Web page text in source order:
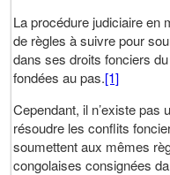
La procédure judiciaire en
de règles à suivre pour
dans ses droits fonciers
fondées au pas.[1]
Cependant, il n’existe pas
résoudre les conflits
soumettent aux mêmes
congolaises consignées